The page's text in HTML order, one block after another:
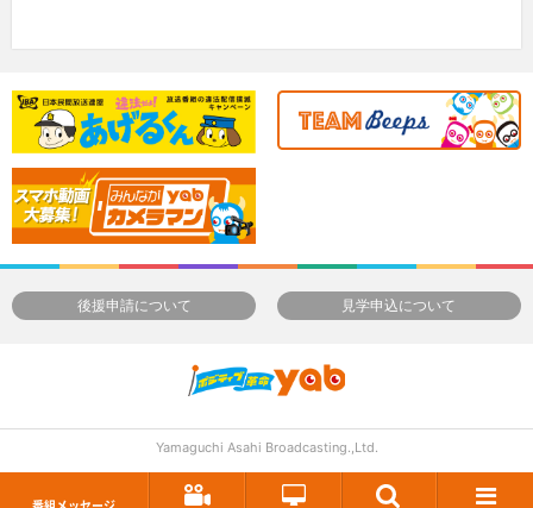
後援申請について 見学申込について
Yamaguchi Asahi Broadcasting.,Ltd.